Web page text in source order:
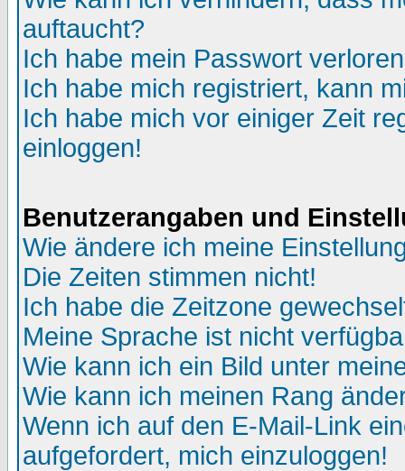
auftaucht?
Ich habe mein Passwort
Ich habe mich registriert, kann
Ich habe mich vor einiger Zeit
einloggen!
Benutzerangaben und
Wie ändere ich meine
Die Zeiten stimmen nicht!
Ich habe die Zeitzone
Meine Sprache ist nicht
Wie kann ich ein Bild unter
Wie kann ich meinen Rang
Wenn ich auf den E-Mail-Link
aufgefordert, mich einzuloggen!